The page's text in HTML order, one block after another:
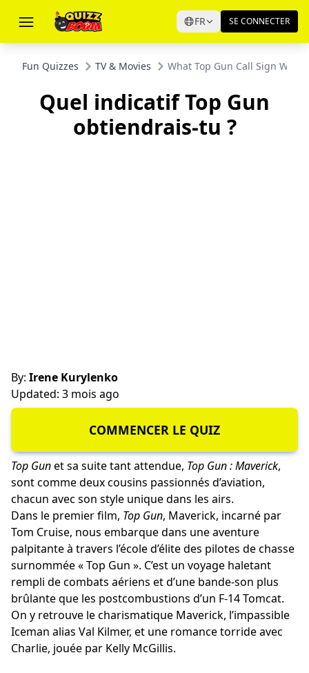
FR SE CONNECTER
Fun Quizzes TV & Movies What Top Gun Call Sign
Quel indicatif Top Gun
obtiendrais-tu ?
By: Irene Kurylenko
Updated: 3 mois ago
COMMENCER LE QUIZ
Top Gunet sa suite tant attendue, Top Gun : Maverick,
sont comme deux cousins passionnés d’aviation,
chacun avec son style unique dans les airs.
Dans le premier film, Top Gun, Maverick, incarné par
Tom Cruise, nous embarque dans une aventure
palpitante à travers l’école d’élite des pilotes de chasse
surnommée « Top Gun ». C’est un voyage haletant
rempli de combats aériens et d’une bande-son plus
brûlante que les postcombustions d’un F-14 Tomcat.
On y retrouve le charismatique Maverick, l’impassible
Iceman alias Val Kilmer, et une romance torride avec
Charlie, jouée par Kelly McGillis.